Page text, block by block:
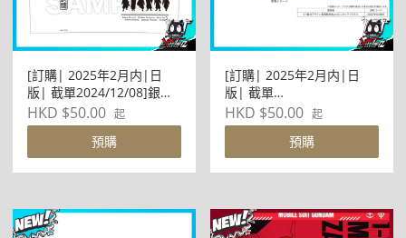
[訂購| 2025年2月内|日
版| 截單2024/12/08]銀魂
馬克杯 01 シルエット
HKD $50.00 起
預購
[訂購| 2025年2月内|日
版| 截單
2024/12/08]PremiumPOS
TCARDHOLDER 勝利女
神：妮姬 01 集合デザイン
駅員風衣装Ver.(MINIキャ
ラ插畫)
HKD $50.00 起
預購